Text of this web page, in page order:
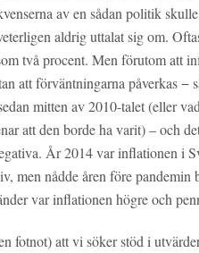
av en sådan politik
aldrig uttalat sig om.
två procent. Men förutom att
att förväntningarna påverkas −
mitten av 2010-talet (eller
att den borde ha varit) – och
År 2014 var inflationen i
men nådde åren före
var inflationen högre och
fotnot) att vi söker stöd i